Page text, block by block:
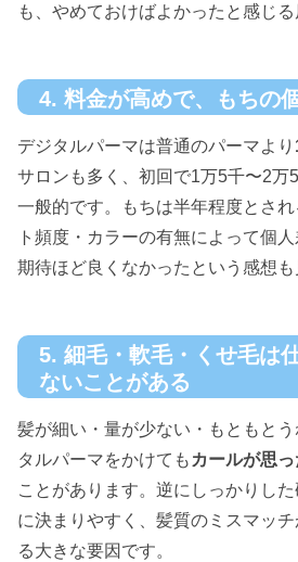
も、やめておけばよかったと感じる
4. 料金が高めで、もちの
デジタルパーマは普通のパーマより
サロンも多く、初回で1万5千〜2万
一般的です。もちは半年程度とさ
ト頻度・カラーの有無によって個
期待ほど良くなかったという感想も
5. 細毛・軟毛・くせ毛は
ないことがある
髪が細い・量が少ない・もともと
タルパーマをかけてもカールが思
ことがあります。逆にしっかりし
に決まりやすく、髪質のミスマッ
る大きな要因です。